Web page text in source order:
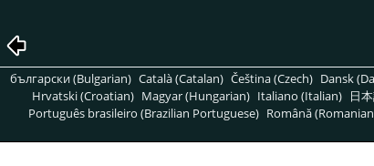
български (Bulgarian) Català (Catalan) Čeština (Czech) Dansk
Hrvatski (Croatian) Magyar (Hungarian) Italiano (Italian) 日
Português brasileiro (Brazilian Portuguese) Română